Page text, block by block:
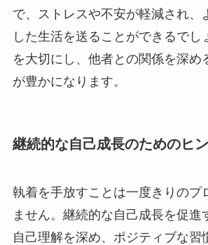
で、ストレスや不安が軽減され、
した生活を送ることができるでし
を大切にし、他者との関係を深め
が豊かになります。
継続的な自己成長のためのヒ
執着を手放すことは一度きりのプ
ません。継続的な自己成長を促進
自己理解を深め、ポジティブな習